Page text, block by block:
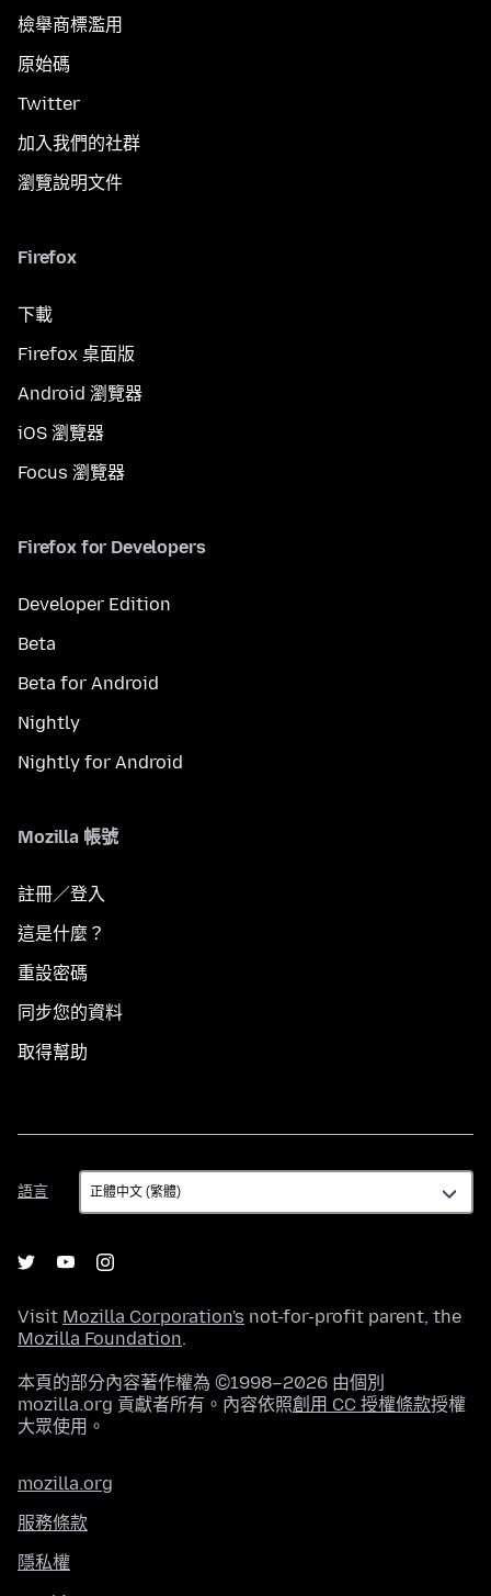
檢舉商標濫用
原始碼
Twitter
加入我們的社群
瀏覽說明文件
Firefox
下載
Firefox 桌面版
Android 瀏覽器
iOS 瀏覽器
Focus 瀏覽器
Firefox for Developers
Developer Edition
Beta
Beta for Android
Nightly
Nightly for Android
Mozilla 帳號
註冊／登入
這是什麼？
重設密碼
同步您的資料
取得幫助
語言
語
言
Visit Mozilla Corporation's not-for-profit parent, the
Mozilla Foundation.
本頁的部分內容著作權為 ©1998–2026 由個別
mozilla.org 貢獻者所有。內容依照創用 CC 授權條款授權
大眾使用。
mozilla.org
服務條款
隱私權